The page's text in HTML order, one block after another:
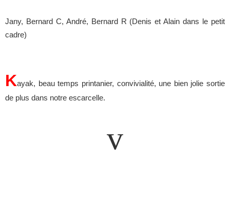
Jany, Bernard C, André, Bernard R (Denis et Alain dans le petit
cadre)
Kayak, beau temps printanier, convivialité, une bien jolie sortie
de plus dans notre escarcelle.
v